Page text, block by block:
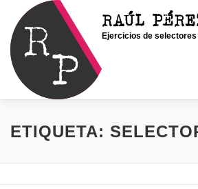
contenido
RAÚL
Ejercicios de selectores
INICIO SOY RAÚL
ETIQUETA: